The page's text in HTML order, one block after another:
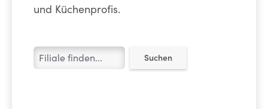
und Küchenprofis.
Suchen